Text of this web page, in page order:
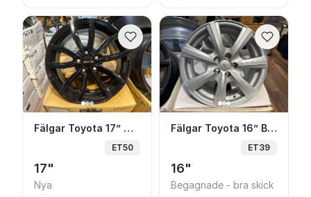
Fälgar Toyota 17” Nya
Fälgar Toyota 17” Nya
ET50
17"
Nya
Fälgar Toyota 16” Beg
Fälgar Toyota 16” Beg
ET39
16"
Begagnade - bra skick